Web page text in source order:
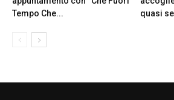
Tempo Che...
quasi